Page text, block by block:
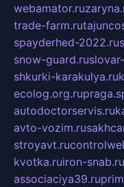
webamator.ru
trade-farm.ru
spayderhed-2022.ru
snow-guard.ru
shkurki-karakulya.ru
ecolog.org.ru
autodoctorservis.ru
avto-vozim.ru
stroyavt.ru
kvotka.ruiron-snab.ru
associaciya39.ru